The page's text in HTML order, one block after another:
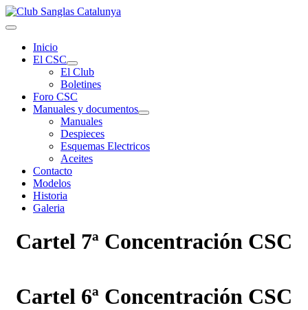
Inicio
El CSC
El Club
Boletines
Foro CSC
Manuales y documentos
Manuales
Despieces
Esquemas Electricos
Aceites
Contacto
Modelos
Historia
Galeria
Cartel 7ª Concentración CSC
Cartel 6ª Concentración CSC